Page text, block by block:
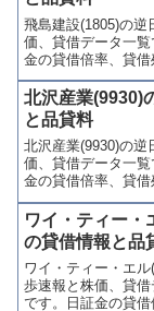
飛島建設(1805)の逆
価、貸借データ一
金の貸借倍率、貸借
残、信用売残)、品
歩)、東証の週末残
喚起・申込停止)な
連情報を集計し、図
やすくまとめて掲
す。
北沢産業(9930)
と品貸料
北沢産業(9930)の逆
価、貸借データ一
金の貸借倍率、貸借
残、信用売残)、品
歩)、東証の週末残
喚起・申込停止)な
連情報を集計し、図
やすくまとめて掲
す。
ワイ・ティー・
の貸借情報と品
ワイ・ティー・エル
歩速報と株価、貸借
です。日証金の貸借